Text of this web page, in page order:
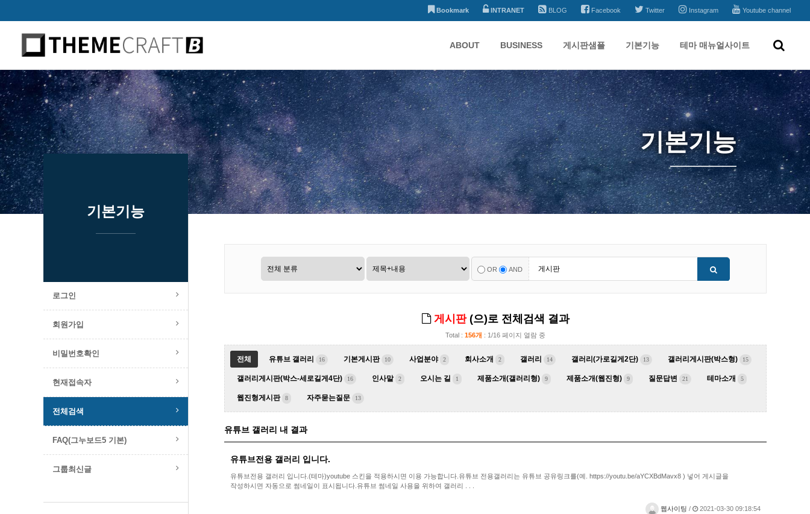
Bookmark INTRANET BLOG Facebook Twitter Instagram Youtube channel
ABOUT BUSINESS 게시판샘플
하위분류
기본기능
하위분류
테마 매뉴얼사이트
하위분류
기본기능
OR AND
게시판(으)로 전체검색 결과
Total : 156개 : 1/16 페이지 열람 중
전체 유튜브 갤러리 16 기본게시판 10 사업분야 2 회사소개 2 갤러리 14 갤러리(가로길게2단) 13 갤러리게시판(박스형) 15
갤러리게시판(박스-세로길게4단) 16 인사말 2 오시는 길 1 제품소개(갤러리형) 9 제품소개(웹진형) 9 질문답변 21 테마소개 5
웹진형게시판 8 자주묻는질문 13
유튜브 갤러리 내 결과
유튜브전용 갤러리 입니다.
유튜브전용 갤러리 입니다.(테마)youtube 스킨을 적용하시면 이용 가능합니다.유튜브 전용갤러리는 유튜브 공유링크를(예. https://youtu.be/aYCXBdMavx8 ) 넣어 게시글을
작성하시면 자동으로 썸네일이 표시됩니다.유튜브 썸네일 사용을 위하여 갤러리 . . .
웹사이팅 / 2021-03-30 09:18:54
기본기능
로그인
회원가입
비밀번호확인
현재접속자
전체검색
FAQ(그누보드5 기본)
그룹최신글